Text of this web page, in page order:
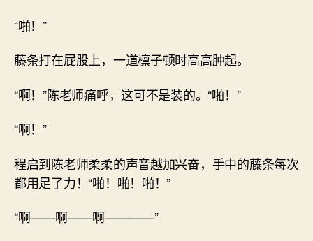
“啪！”
藤条打在屁股上，一道檩子顿时高高肿起。
“啊！”陈老师痛呼，这可不是装的。“啪！”
“啊！”
程启到陈老师柔柔的声音越加兴奋，手中的藤条每次
都用足了力！“啪！啪！啪！”
“啊——啊——啊————”